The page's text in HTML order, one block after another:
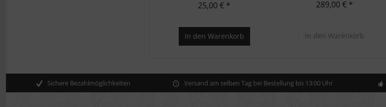
25,00 € *
In den Warenkorb
289,00 € *
In den Warenkorb
Sichere Bezahlmöglichkeiten Versand am selben Tag bei Bestellung bis 13:00 Uhr